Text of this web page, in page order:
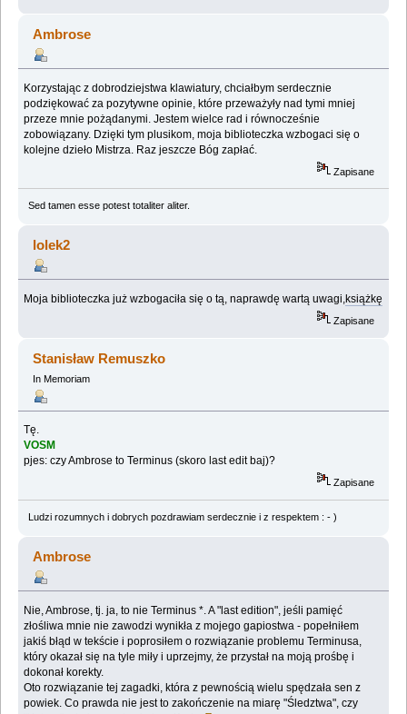
Ambrose
Korzystając z dobrodziejstwa klawiatury, chciałbym serdecznie
podziękować za pozytywne opinie, które przeważyły nad tymi mniej
przeze mnie pożądanymi. Jestem wielce rad i równocześnie
zobowiązany. Dzięki tym plusikom, moja biblioteczka wzbogaci się o
kolejne dzieło Mistrza. Raz jeszcze Bóg zapłać.
Zapisane
Sed tamen esse potest totaliter aliter.
lolek2
Moja biblioteczka już wzbogaciła się o tą, naprawdę wartą uwagi,książkę
Zapisane
Stanisław Remuszko
In Memoriam
Tę.
VOSM
pjes: czy Ambrose to Terminus (skoro last edit baj)?
Zapisane
Ludzi rozumnych i dobrych pozdrawiam serdecznie i z respektem : - )
Ambrose
Nie, Ambrose, tj. ja, to nie Terminus *. A "last edition", jeśli pamięć
złośliwa mnie nie zawodzi wynikła z mojego gapiostwa - popełniłem
jakiś błąd w tekście i poprosiłem o rozwiązanie problemu Terminusa,
który okazał się na tyle miły i uprzejmy, że przystał na moją prośbę i
dokonał korekty.
Oto rozwiązanie tej zagadki, która z pewnością wielu spędzała sen z
powiek. Co prawda nie jest to zakończenie na miarę "Śledztwa", czy